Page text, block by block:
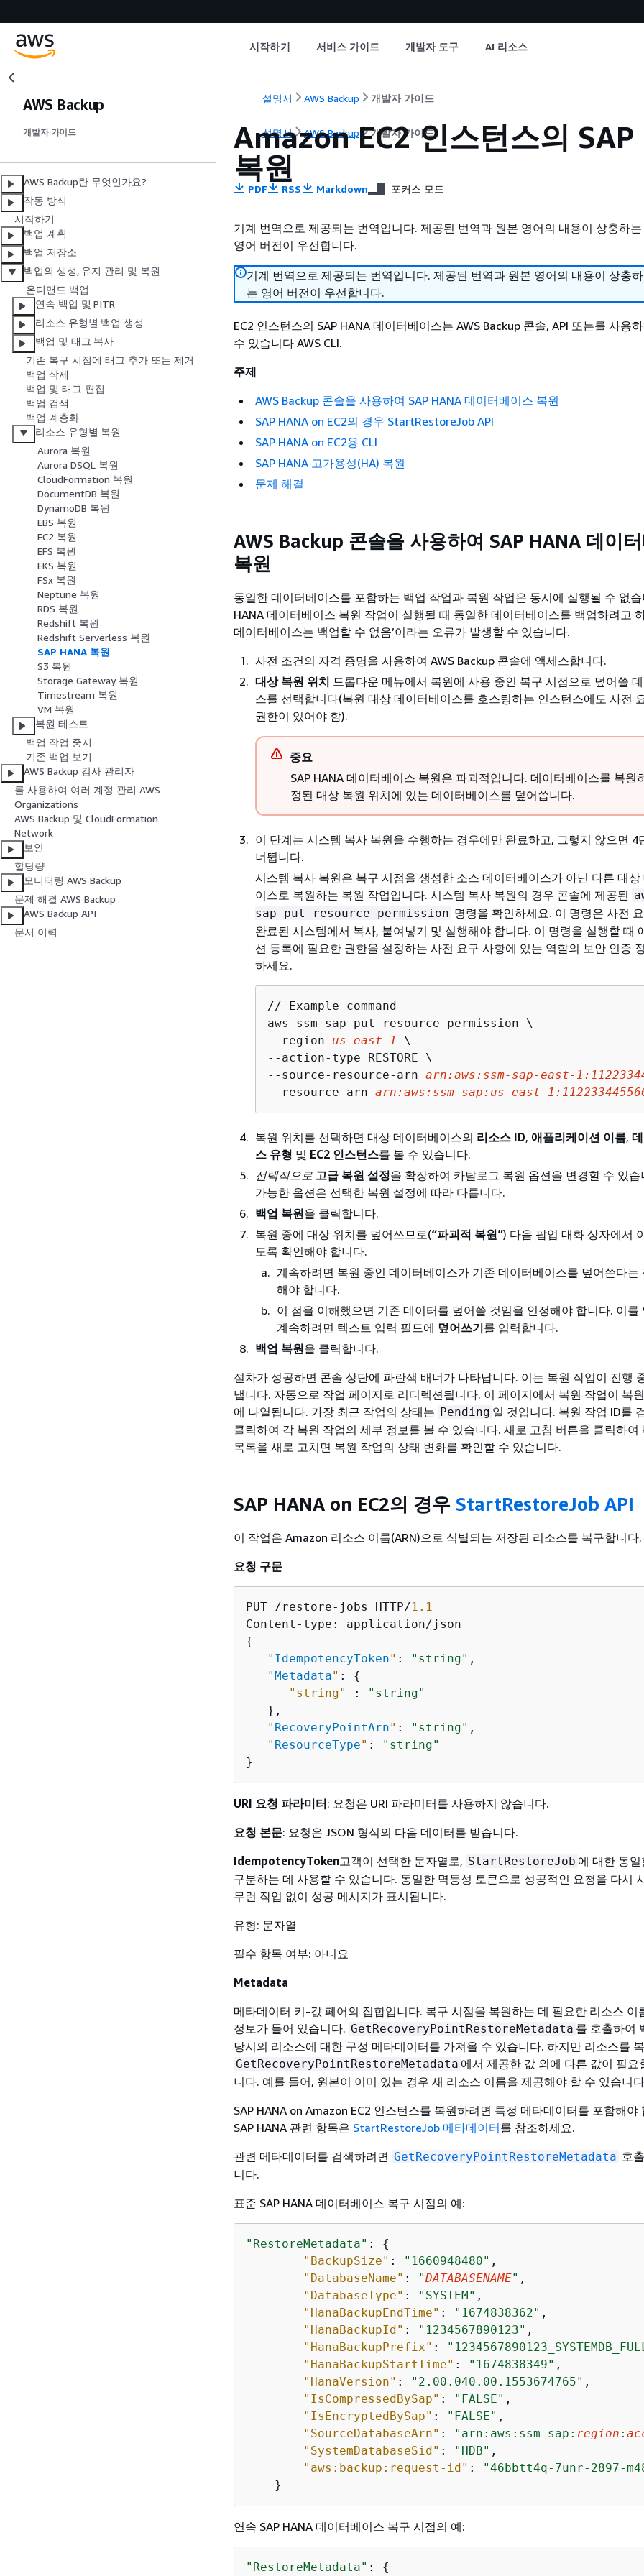
시작하기 서비스 가이드 개발자 도구 AI 리소스
AWS Backup
개발자 가이드
AWS Backup란 무엇인가요?
작동 방식
시작하기
백업 계획
백업 저장소
백업의 생성, 유지 관리 및 복원
온디맨드 백업
연속 백업 및 PITR
리소스 유형별 백업 생성
백업 및 태그 복사
기존 복구 시점에 태그 추가 또는 제거
백업 삭제
백업 및 태그 편집
백업 검색
백업 계층화
리소스 유형별 복원
Aurora 복원
Aurora DSQL 복원
CloudFormation 복원
DocumentDB 복원
DynamoDB 복원
EBS 복원
EC2 복원
EFS 복원
EKS 복원
FSx 복원
Neptune 복원
RDS 복원
Redshift 복원
Redshift Serverless 복원
SAP HANA 복원
S3 복원
Storage Gateway 복원
Timestream 복원
VM 복원
복원 테스트
백업 작업 중지
기존 백업 보기
AWS Backup 감사 관리자
를 사용하여 여러 계정 관리 AWS
Organizations
AWS Backup 및 CloudFormation
Network
보안
할당량
모니터링 AWS Backup
문제 해결 AWS Backup
AWS Backup API
문서 이력
설명서 AWS Backup 개발자 가이드
설명서 AWS Backup 개발자 가이드
Amazon EC2 인스턴스의
복원
PDF RSS Markdown 포커스 모드
기계 번역으로 제공되는 번역입니다. 제공된 번역과 원본 영어의 내용이 상충하
영어 버전이 우선합니다.
기계 번역으로 제공되는 번역입니다. 제공된 번역과 원본 영어의 내용이 상충
는 영어 버전이 우선합니다.
EC2 인스턴스의 SAP HANA 데이터베이스는 AWS Backup 콘솔, API 또는를 사용
수 있습니다 AWS CLI.
주제
AWS Backup 콘솔을 사용하여 SAP HANA 데이터베이스 복원
SAP HANA on EC2의 경우 StartRestoreJob API
SAP HANA on EC2용 CLI
SAP HANA 고가용성(HA) 복원
문제 해결
AWS Backup 콘솔을 사용하여 SAP HANA 데이
복원
동일한 데이터베이스를 포함하는 백업 작업과 복원 작업은 동시에 실행될 수 없습
HANA 데이터베이스 복원 작업이 실행될 때 동일한 데이터베이스를 백업하려고
데이터베이스는 백업할 수 없음’이라는 오류가 발생할 수 있습니다.
사전 조건의 자격 증명을 사용하여 AWS Backup 콘솔에 액세스합니다.
대상 복원 위치 드롭다운 메뉴에서 복원에 사용 중인 복구 시점으로 덮어쓸
스를 선택합니다(복원 대상 데이터베이스를 호스팅하는 인스턴스에도 사전
권한이 있어야 함).
중요
SAP HANA 데이터베이스 복원은 파괴적입니다. 데이터베이스를 복원
정된 대상 복원 위치에 있는 데이터베이스를 덮어씁니다.
이 단계는 시스템 복사 복원을 수행하는 경우에만 완료하고, 그렇지 않으면 4
너뜁니다.
시스템 복사 복원은 복구 시점을 생성한 소스 데이터베이스가 아닌 다른 대상
이스로 복원하는 복원 작업입니다. 시스템 복사 복원의 경우 콘솔에 제공된
sap put-resource-permission 명령을 확인하세요. 이 명령은 사전
완료된 시스템에서 복사, 붙여넣기 및 실행해야 합니다. 이 명령을 실행할 때
션 등록에 필요한 권한을 설정하는 사전 요구 사항에 있는 역할의 보안 인증
하세요.
// Example command
aws ssm-sap put-resource-permission \
--region us-east-1
\
--action-type RESTORE \
--source-resource-arn arn:aws:ssm-sap-east-
--resource-arn arn:aws:ssm-sap:us-east-
복원 위치를 선택하면 대상 데이터베이스의 리소스 ID, 애플리케이션 이름,
스 유형 및 EC2 인스턴스를 볼 수 있습니다.
선택적으로 고급 복원 설정을 확장하여 카탈로그 복원 옵션을 변경할 수 있습
가능한 옵션은 선택한 복원 설정에 따라 다릅니다.
백업 복원을 클릭합니다.
복원 중에 대상 위치를 덮어쓰므로(“파괴적 복원”) 다음 팝업 대화 상자에서
도록 확인해야 합니다.
계속하려면 복원 중인 데이터베이스가 기존 데이터베이스를 덮어쓴다는
해야 합니다.
이 점을 이해했으면 기존 데이터를 덮어쓸 것임을 인정해야 합니다. 이를
계속하려면 텍스트 입력 필드에 덮어쓰기를 입력합니다.
백업 복원을 클릭합니다.
절차가 성공하면 콘솔 상단에 파란색 배너가 나타납니다. 이는 복원 작업이 진행
냅니다. 자동으로 작업 페이지로 리디렉션됩니다. 이 페이지에서 복원 작업이 복
에 나열됩니다. 가장 최근 작업의 상태는 Pending 일 것입니다. 복원 작업 ID를
클릭하여 각 복원 작업의 세부 정보를 볼 수 있습니다. 새로 고침 버튼을 클릭하여
목록을 새로 고치면 복원 작업의 상태 변화를 확인할 수 있습니다.
SAP HANA on EC2의 경우 StartRestoreJob API
이 작업은 Amazon 리소스 이름(ARN)으로 식별되는 저장된 리소스를 복구합니다.
요청 구문
PUT /restore-jobs HTTP/1.1
{
" IdempotencyToken" : "string" ,
"Metadata" : {
"string"
:
"string"
   },
" RecoveryPointArn" : "string" ,
" ResourceType" :
"string"
}
URI 요청 파라미터: 요청은 URI 파라미터를 사용하지 않습니다.
요청 본문: 요청은 JSON 형식의 다음 데이터를 받습니다.
IdempotencyToken고객이 선택한 문자열로, StartRestoreJob 에 대한 동
구분하는 데 사용할 수 있습니다. 동일한 멱등성 토큰으로 성공적인 요청을 다시
무런 작업 없이 성공 메시지가 표시됩니다.
유형: 문자열
필수 항목 여부: 아니요
Metadata
메타데이터 키-값 페어의 집합입니다. 복구 시점을 복원하는 데 필요한 리소스 이
정보가 들어 있습니다. GetRecoveryPointRestoreMetadata 를 호출하여
당시의 리소스에 대한 구성 메타데이터를 가져올 수 있습니다. 하지만 리소스를
GetRecoveryPointRestoreMetadata 에서 제공한 값 외에 다른 값이 필요
니다. 예를 들어, 원본이 이미 있는 경우 새 리소스 이름을 제공해야 할 수 있습니
SAP HANA on Amazon EC2 인스턴스를 복원하려면 특정 메타데이터를 포함해야
SAP HANA 관련 항목은 StartRestoreJob 메타데이터를 참조하세요.
관련 메타데이터를 검색하려면 GetRecoveryPointRestoreMetadata 호
니다.
표준 SAP HANA 데이터베이스 복구 시점의 예:
"RestoreMetadata" : {
"BackupSize" : "1660948480" ,
"DatabaseName" : "DATABASENAME" ,
"DatabaseType" : "SYSTEM" ,
"HanaBackupEndTime" : "1674838362" ,
"HanaBackupId" : "1234567890123" ,
"HanaBackupPrefix" :
"HanaBackupStartTime" : "1674838349" ,
"HanaVersion" : "2.00.040.00.1553674765" ,
"IsCompressedBySap" : "FALSE" ,
"IsEncryptedBySap" : "FALSE" ,
"SourceDatabaseArn" : "arn:aws:ssm-sap: region :
"SystemDatabaseSid" : "HDB" ,
"aws:backup:request-id" :
"46bbtt4q-7unr-2897-
    }
연속 SAP HANA 데이터베이스 복구 시점의 예:
"RestoreMetadata" : {